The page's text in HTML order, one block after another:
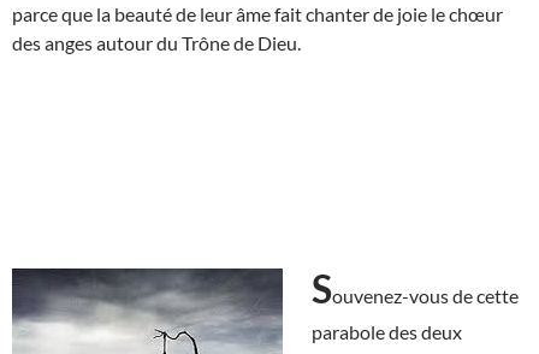
parce que la beauté de leur âme fait chanter de joie le chœur
des anges autour du Trône de Dieu.
Souvenez-vous de cette
parabole des deux